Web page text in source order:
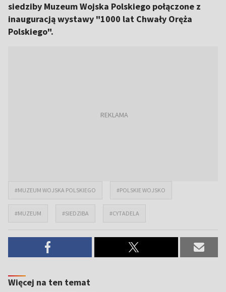
siedziby Muzeum Wojska Polskiego połączone z
inauguracją wystawy "1000 lat Chwały Oręża
Polskiego".
#MUZEUM WOJSKA POLSKIEGO #POLSKIE WOJSKO
#MUZEUM #SIEDZIBA #CYTADELA
Więcej na ten temat